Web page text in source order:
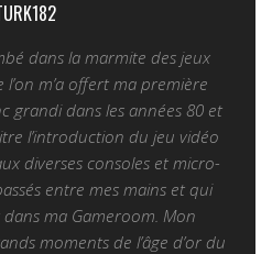
dans la marmite des jeux
m’a offert ma première
grandi dans les années 80 et
l’introduction du jeu vidéo
diverses consoles et micro-
entre mes mains et qui
ma Gameroom. Mon
moments de l’âge d’or du